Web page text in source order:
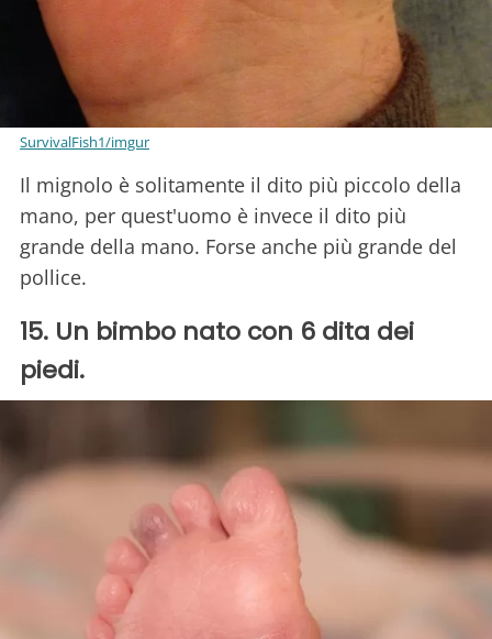
SurvivalFish1/imgur
Il mignolo è solitamente il dito più piccolo della
mano, per quest'uomo è invece il dito più
grande della mano. Forse anche più grande del
pollice.
15. Un bimbo nato con 6 dita dei
piedi.